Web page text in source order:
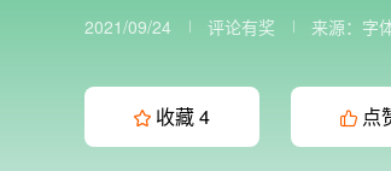
2021/09/24 评论有奖 来源： 字
收藏4 点